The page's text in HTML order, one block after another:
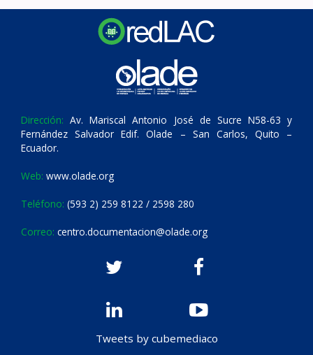
Dirección: Av. Mariscal Antonio José de Sucre N58-63 y
Fernández Salvador Edif. Olade – San Carlos, Quito –
Ecuador.
Web: www.olade.org
Teléfono: (593 2) 259 8122 / 2598 280
Correo: centro.documentacion@olade.org
Tweets by cubemediaco